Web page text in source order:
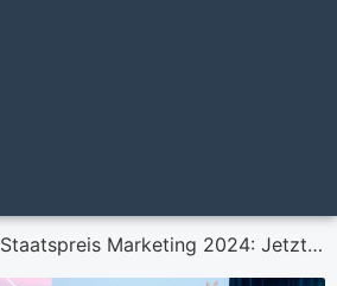
Staatspreis Marketing 2024: Jetzt in sechs Kategorien und drei Sonderkategorien einreichen